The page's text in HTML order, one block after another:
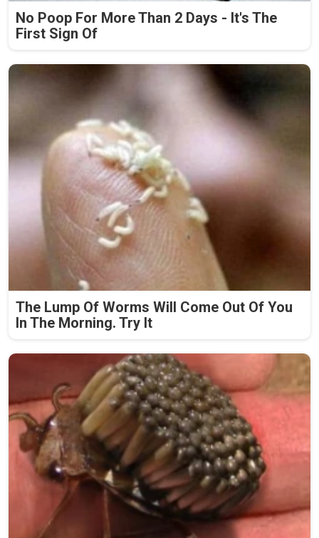
No Poop For More Than 2 Days - It's The
First Sign Of
The Lump Of Worms Will Come Out Of You
In The Morning. Try It